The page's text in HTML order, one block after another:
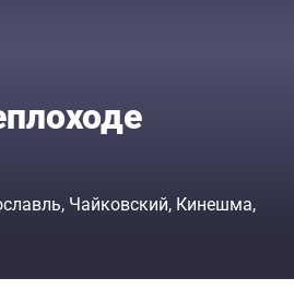
Чайковский Кинешма